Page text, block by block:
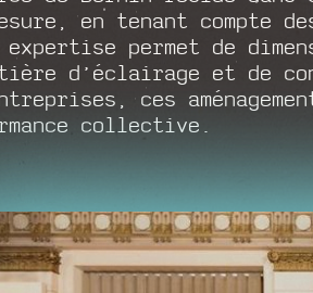
en tenant compte
expertise permet de
d’éclairage et de
ces
collective.